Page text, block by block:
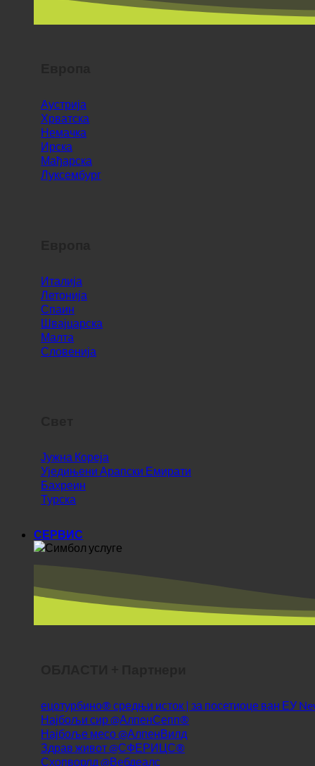
Аустрија
Хрватска
Немачка
Ирска
Мађарска
Луксембург
Италија
Летонија
Спаин
Швајцарска
Малта
Словенија
Јужна Кореја
Уједињени Арапски Емирати
Бахреин
Турска
СЕРВИС
ецотурбино® средњи исток | за посетиоце ван ЕУ
Најбољи сир @АлпенСепп®
Најбоље месо @АлпенВилд
Здрав живот @СФЕРИЦС®
Схопворлд @Вебдеалс